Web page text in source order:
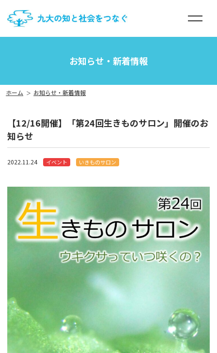
お知らせ・新着情報
ホーム お知らせ・新着情報
【12/16開催】「第24回生きものサロン」開催のお
知らせ
2022.11.24 イベント いきものサロン